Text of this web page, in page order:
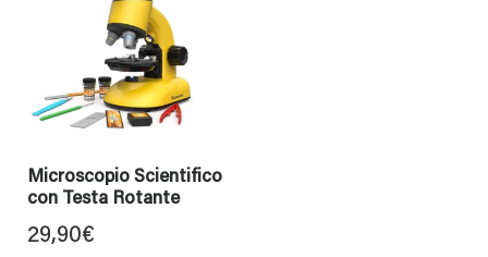
Microscopio Scientifico
con Testa Rotante
29,90€